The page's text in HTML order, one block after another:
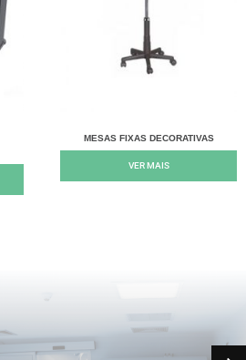
MESAS FIXAS DECORATIVAS
VER MAIS